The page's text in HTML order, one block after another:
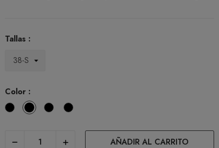
Tallas :
Color :
BlancoNaturalCafe Carbón
AÑADIR AL CARRITO